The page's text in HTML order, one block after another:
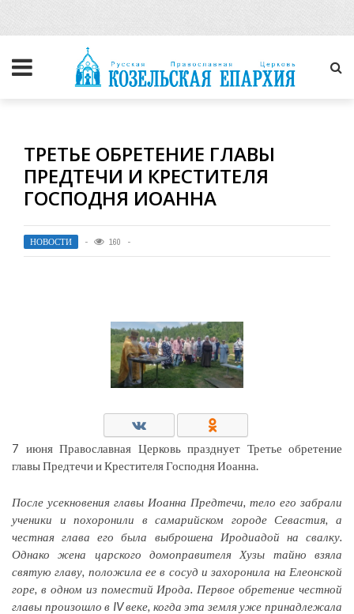
ТРЕТЬЕ ОБРЕТЕНИЕ ГЛАВЫ
ПРЕДТЕЧИ И КРЕСТИТЕЛЯ
ГОСПОДНЯ ИОАННА
НОВОСТИ 160
7 июня Православная Церковь празднует Третье обретение
главы Предтечи и Крестителя Господня Иоанна.
После усекновения главы Иоанна Предтечи, тело его забрали
ученики и похоронили в самарийском городе Севастия, а
честная глава его была выброшена Иродиадой на свалку.
Однако жена царского домоправителя Хузы тайно взяла
святую главу, положила ее в сосуд и захоронила на Елеонской
горе, в одном из поместий Ирода. Первое обретение честной
главы произошло в IV веке, когда эта земля уже принадлежала